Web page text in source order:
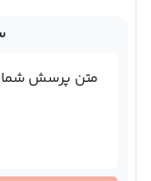
متن پرسش شما